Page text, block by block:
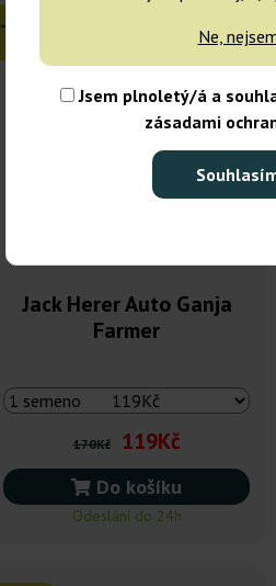
Ne,
Jsem plnoletý/á a
zásadami
-30%
Jack Herer Auto Ganja
Farmer
170Kč 119Kč
Do košíku
Odeslání do 24h